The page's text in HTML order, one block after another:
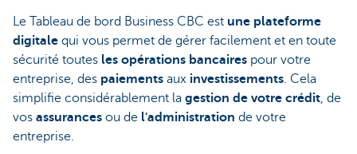
Le Tableau de bord Business CBC est une plateforme
digitale qui vous permet de gérer facilement et en toute
sécurité toutes les opérations bancaires pour votre
entreprise, des paiements aux investissements. Cela
simplifie considérablement la gestion de votre crédit, de
vos assurances ou de l'administration de votre
entreprise.